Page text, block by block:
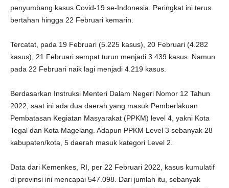
penyumbang kasus Covid-19 se-Indonesia. Peringkat ini terus
bertahan hingga 22 Februari kemarin.
Tercatat, pada 19 Februari (5.225 kasus), 20 Februari (4.282
kasus), 21 Februari sempat turun menjadi 3.439 kasus. Namun
pada 22 Februari naik lagi menjadi 4.219 kasus.
Berdasarkan Instruksi Menteri Dalam Negeri Nomor 12 Tahun
2022, saat ini ada dua daerah yang masuk Pemberlakuan
Pembatasan Kegiatan Masyarakat (PPKM) level 4, yakni Kota
Tegal dan Kota Magelang. Adapun PPKM Level 3 sebanyak 28
kabupaten/kota, 5 daerah masuk kategori Level 2.
Data dari Kemenkes, RI, per 22 Februari 2022, kasus kumulatif
di provinsi ini mencapai 547.098. Dari jumlah itu, sebanyak